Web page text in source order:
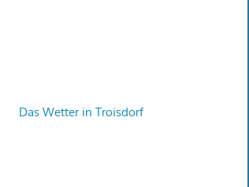
Das Wetter in Troisdorf